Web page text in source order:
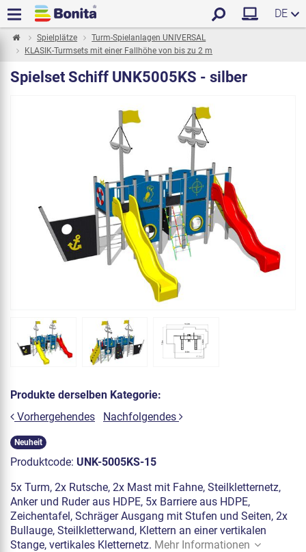
DE
Spielplätze
Turm-Spielanlagen UNIVERSAL
KLASIK-Turmsets mit einer Fallhöhe von bis zu 2 m
Spielset Schiff UNK5005KS - silber
Produkte derselben Kategorie:
Vorhergehendes
Nachfolgendes
Neuheit
Produktcode: UNK-5005KS-15
5x Turm, 2x Rutsche, 2x Mast mit Fahne, Steilkletternetz,
Anker und Ruder aus HDPE, 5x Barriere aus HDPE,
Zeichentafel, Schräger Ausgang mit Stufen und Seiten, 2x
Bullauge, Steilkletterwand, Klettern an einer vertikalen
Stange, vertikales Kletternetz. Mehr Informationen